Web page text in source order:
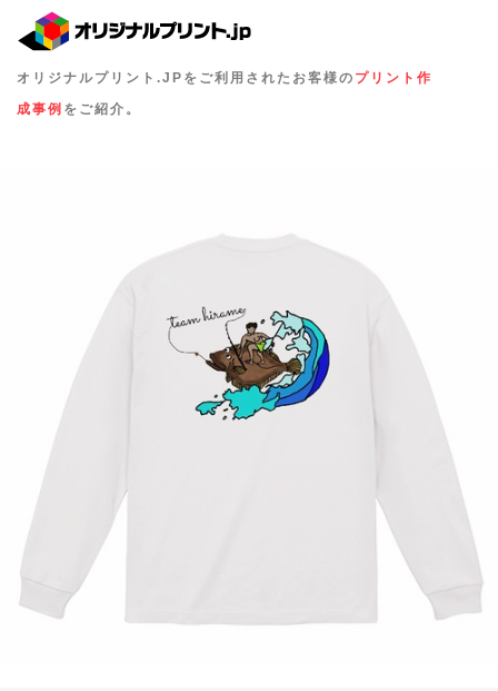
オリジナルプリント.JPをご利用されたお客様の プリント作
成事例 をご紹介。